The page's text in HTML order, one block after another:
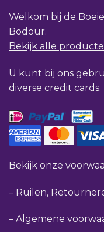
Welkom bij de
Bodour.
Bekijk alle
U kunt bij ons
diverse credit cards.
Bekijk onze
– Ruilen,
– Algemene